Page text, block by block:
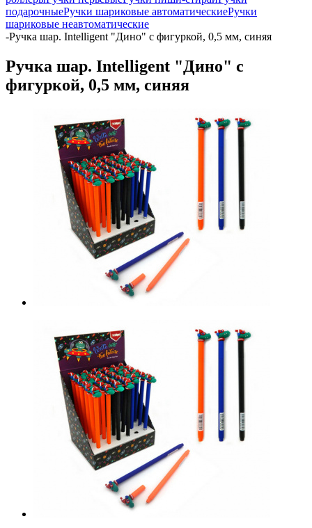
подарочныеРучки шариковые автоматическиеРучки
шариковые неавтоматические
-Ручка шар. Intelligent "Дино" с фигуркой, 0,5 мм, синяя
Ручка шар. Intelligent "Дино" с
фигуркой, 0,5 мм, синяя